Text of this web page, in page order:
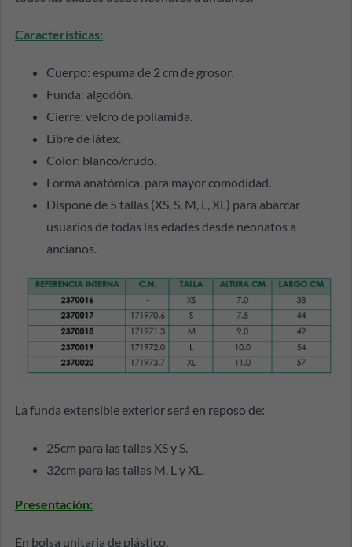
Características:
Cuerpo: espuma de 2 cm de grosor.
Funda: algodón.
Cierre: velcro de poliamida.
Libre de látex.
Color: blanco/crudo.
Forma anatómica, para mayor comodidad.
Dispone de 5 tallas (XS, S, M, L, XL) para abarcar
usuarios de todas las edades desde neonatos a
ancianos.
La funda extensible exterior será en reposo de:
25cm para las tallas XS y S.
32cm para las tallas M, L y XL.
Presentación:
En bolsa unitaria de plástico.